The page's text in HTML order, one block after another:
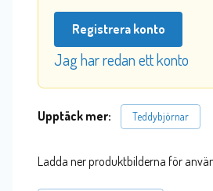
Registrera konto
Jag har redan ett konto
Upptäck mer: Teddybjörnar
Ladda ner produktbilderna för